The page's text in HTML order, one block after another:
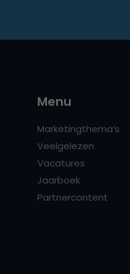
Menu
Marketingthema’s
Veelgelezen
Vacatures
Jaarboek
Partnercontent